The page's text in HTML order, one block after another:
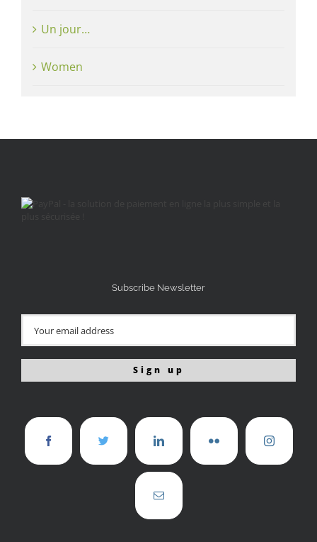
Un jour…
Women
Subscribe Newsletter